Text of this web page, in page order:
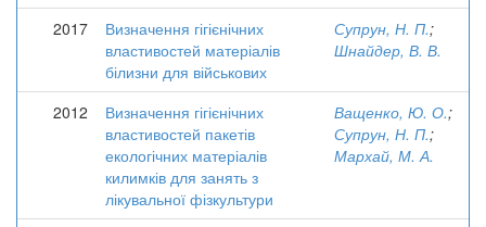
2017
Визначення гігієнічних
властивостей матеріалів
білизни для військових
Супрун, Н. П.;
Шнайдер, В. В.
2012
Визначення гігієнічних
властивостей пакетів
екологічних матеріалів
килимків для занять з
лікувальної фізкультури
Ващенко, Ю. О.;
Супрун, Н. П.;
Мархай, М. А.